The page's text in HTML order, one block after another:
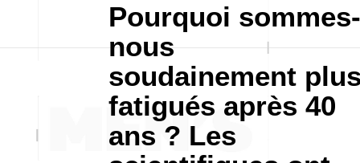
Pourquoi sommes-
nous
soudainement
fatigués après 40
ans ? Les